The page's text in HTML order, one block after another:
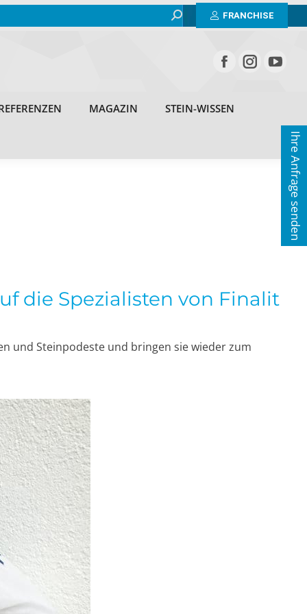
Search: FRANCHISE
MAGAZIN STEIN-WISSEN
die Spezialisten von Finalit
und Steinpodeste und bringen sie wieder zum
Ihre Anfrage senden
ERFAHRUNGEN REFERENZEN